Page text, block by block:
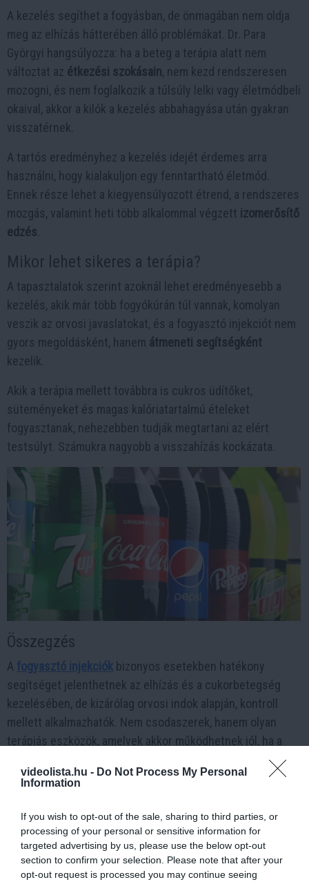
videolista.hu - Do Not Process My Personal
Information
If you wish to opt-out of the sale, sharing to third parties, or
processing of your personal or sensitive information for
targeted advertising by us, please use the below opt-out
section to confirm your selection. Please note that after your
opt-out request is processed you may continue seeing
A kezelés segíthet a fogyásban, de önmagában nem oldja
meg az elhízás hátterében álló problémákat. Dr. Para
Györgyi hangsúlyozza: ha a beteg a terápia alatt nem
változtat az étkezési szokásain, nem kezd rendszeresen
mozogni, és nem foglalkozik a túlsúly lelki vagy életmódbeli
okaival, akkor a kilók a kezelés abbahagyása után gyakran
visszatérnek.
A tartós eredményhez a kezelés idejét érdemes arra
használni, hogy kialakuljon egy fenntartható életmód.
Ennek része lehet a kiegyensúlyozott étrend, a rendszeres
mozgás, valamint heti több alkalommal végzett izomerősítő
edzés
Mikor lehet sikeres a terápia?
A tapasztalatok szerint azoknál lehet eredményesebb a
kezelés, akik már több fogyókúrán túl vannak, komolyan
veszik az orvosi javaslatokat, és a fogyasztó injekciót nem
gyors megoldásként, hanem átmeneti segítségként
kezelik.
Akik a terápia mellett továbbra is cukros üdítőket,
süteményeket és magas kalóriatartalmú ételeket
fogyasztanak, nehezebben tudják megtartani az elért
testsúlyt. Számukra nagyobb a visszahízás kockázata.
Összegzés
A fogyasztó injekciók bizonyos esetekben hatékony
segítséget jelenthetnek az elhízás és a cukorbetegség
kezelésében, de kizárólag orvosi indok alapján, kontroll
mellett alkalmazhatók. Nem csodaszerek, hanem olyan
terápiás eszközök, amelyek akkor működhetnek jól, ha a
beteg közben életmódot is vált. A tartós fogyás alapja
továbbra is a tudatos táplálkozás, a rendszeres mozgás és
5 h 11 min